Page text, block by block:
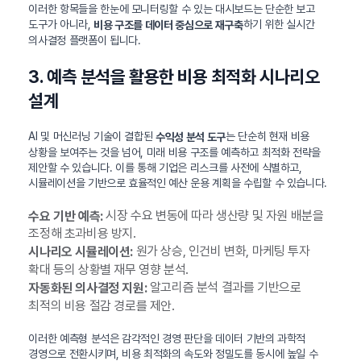
이러한 항목들을 한눈에 모니터링할 수 있는 대시보드는 단순한 보고
도구가 아니라, 비용 구조를 데이터 중심으로 재구축하기 위한 실시간
의사결정 플랫폼이 됩니다.
3. 예측 분석을 활용한 비용 최적화 시나리오
설계
AI 및 머신러닝 기술이 결합된수익성 분석 도구는 단순히 현재 비용
상황을 보여주는 것을 넘어, 미래 비용 구조를 예측하고 최적화 전략을
제안할 수 있습니다. 이를 통해 기업은 리스크를 사전에 식별하고,
시뮬레이션을 기반으로 효율적인 예산 운용 계획을 수립할 수 있습니다.
수요 기반 예측:시장 수요 변동에 따라 생산량 및 자원 배분을
조정해 초과비용 방지.
시나리오 시뮬레이션:원가 상승, 인건비 변화, 마케팅 투자
확대 등의 상황별 재무 영향 분석.
자동화된 의사결정 지원:알고리즘 분석 결과를 기반으로
최적의 비용 절감 경로를 제안.
이러한 예측형 분석은 감각적인 경영 판단을 데이터 기반의 과학적
경영으로 전환시키며, 비용 최적화의 속도와 정밀도를 동시에 높일 수